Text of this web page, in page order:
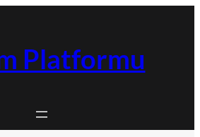
Platformu